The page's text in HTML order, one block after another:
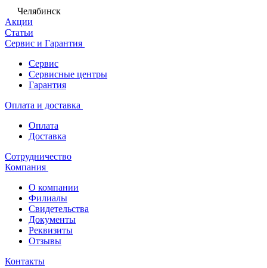
Челябинск
Акции
Статьи
Сервис и Гарантия
Сервис
Сервисные центры
Гарантия
Оплата и доставка
Оплата
Доставка
Сотрудничество
Компания
О компании
Филиалы
Свидетельства
Документы
Реквизиты
Отзывы
Контакты